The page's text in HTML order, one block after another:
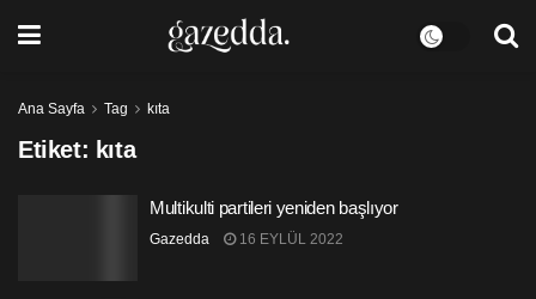
Ana Sayfa Tag kıta
Etiket: kıta
Multikulti partileri yeniden başlıyor
Gazedda 16 EYLÜL 2022